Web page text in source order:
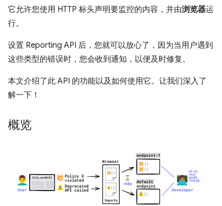
它允许您使用 HTTP 标头声明要监控的内容，并由浏览器运
行。
设置 Reporting API 后，您就可以放心了，因为当用户遇到
这些类型的错误时，您会收到通知，以便及时修复。
本文介绍了此 API 的功能以及如何使用它。让我们深入了
解一下！
概览